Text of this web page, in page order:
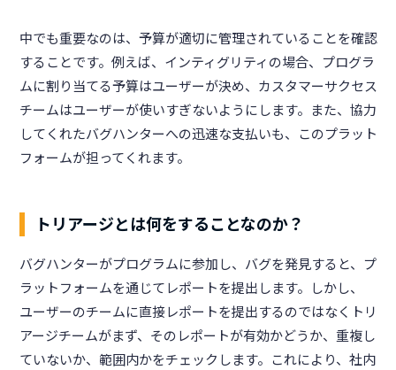
中でも重要なのは、予算が適切に管理されていることを確認
することです。例えば、インティグリティの場合、プログラ
ムに割り当てる予算はユーザーが決め、カスタマーサクセス
チームはユーザーが使いすぎないようにします。また、協力
してくれたバグハンターへの迅速な支払いも、このプラット
フォームが担ってくれます。
トリアージとは何をすることなのか？
バグハンターがプログラムに参加し、バグを発見すると、プ
ラットフォームを通じてレポートを提出します。しかし、
ユーザーのチームに直接レポートを提出するのではなくトリ
アージチームがまず、そのレポートが有効かどうか、重複し
ていないか、範囲内かをチェックします。これにより、社内